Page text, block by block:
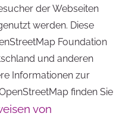
der Webseiten
werden. Diese
Foundation
und anderen
Informationen zur
finden Sie
von